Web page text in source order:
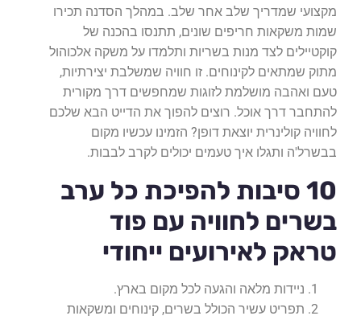
מקצועי שמדריך שלב אחר שלב. במהלך הסדנה תכירו
שמות משקאות חריפים שונים, תתנסו בהכנה של
קוקטיילים לצד מנות בשריות ותלמדו על משקה אלכוהול
מתוק שמתאים לקינוחים. זו חוויה שמשלבת יצירתיות,
טעם ואהבה מושלמת לזוגות שמחפשים דרך מקורית
להתחבר דרך אוכל. רוצים להפוך את הדייט הבא שלכם
לחוויה קולינרית יוצאת דופן? הזמינו עכשיו מקום
בבשרל'ה ותגלו איך טעמים יכולים לקרב לבבות.
10 סיבות להפיכת כל ערב
בשרים לחוויה עם פוד
טראק לאירועים ייחודי
ניידות מלאה והגעה לכל מקום בארץ.
תפריט עשיר הכולל בשרים, קינוחים ומשקאות